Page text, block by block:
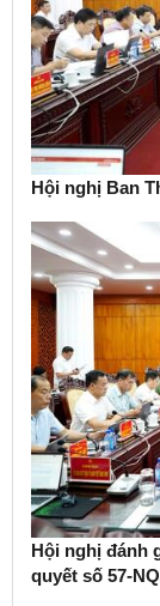
Hội nghị Ban
Hội nghị đánh
quyết số 57-